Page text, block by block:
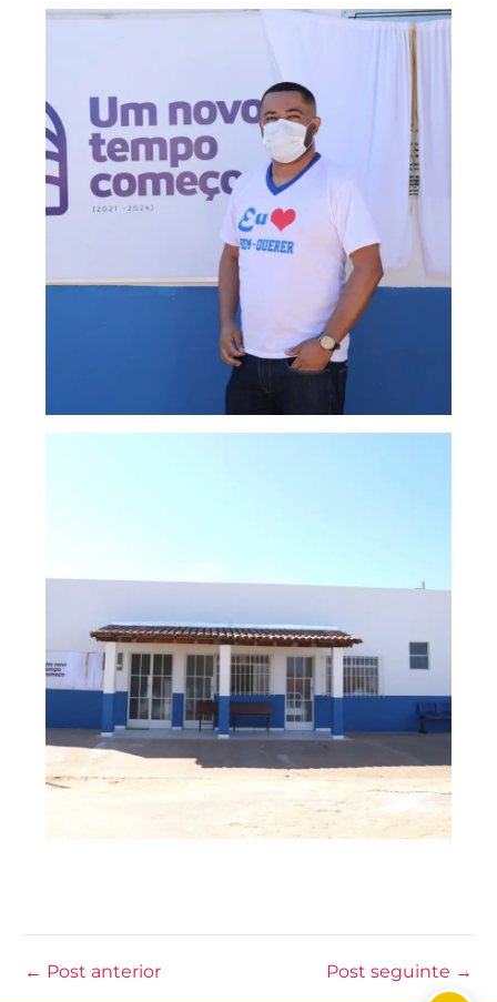
← Post anterior Post seguinte →